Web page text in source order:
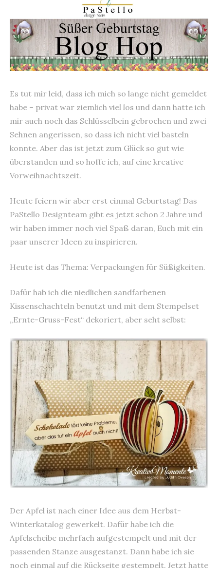
Es tut mir leid, dass ich mich so lange nicht gemeldet
habe – privat war ziemlich viel los und dann hatte ich
mir auch noch das Schlüsselbein gebrochen und zwei
Sehnen angerissen, so dass ich nicht viel basteln
konnte. Aber das ist jetzt zum Glück so gut wie
überstanden und so hoffe ich, auf eine kreative
Vorweihnachtszeit.
Heute feiern wir aber erst einmal Geburtstag! Das
PaStello Designteam gibt es jetzt schon 2 Jahre und
wir haben immer noch viel Spaß daran, Euch mit ein
paar unserer Ideen zu inspirieren.
Heute ist das Thema: Verpackungen für Süßigkeiten.
Dafür hab ich die niedlichen sandfarbenen
Kissenschachteln benutzt und mit dem Stempelset
„Ernte-Gruss-Fest“ dekoriert, aber seht selbst:
Der Apfel ist nach einer Idee aus dem Herbst-
Winterkatalog gewerkelt. Dafür habe ich die
Apfelscheibe mehrfach aufgestempelt und mit der
passenden Stanze ausgestanzt. Dann habe ich sie
noch einmal auf die Rückseite gestempelt. Jetzt hatte